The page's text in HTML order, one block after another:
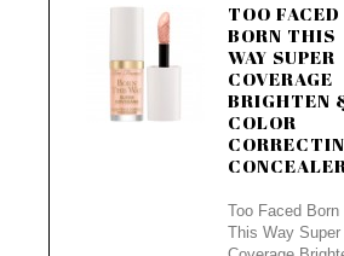
TOO FACED
BORN THIS
WAY SUPER
COVERAGE
BRIGHTEN
COLOR
Too Faced Born
This Way Super